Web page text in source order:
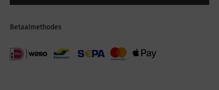
Betaalmethodes